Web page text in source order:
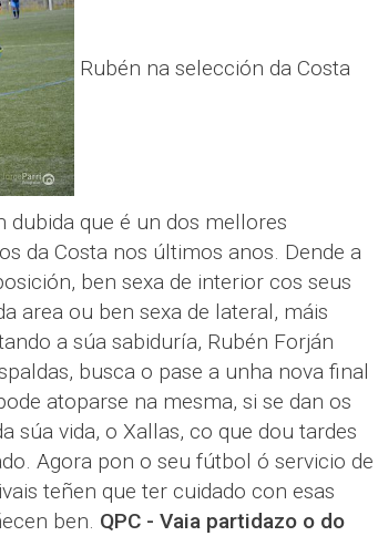
Rubén na selección da Costa
que é un dos mellores
da Costa nos últimos anos. Dende a
ben sexa de interior cos seus
area ou ben sexa de lateral, máis
a súa sabiduría, Rubén Forján
busca o pase a unha nova final
atoparse na mesma, si se dan os
súa vida, o Xallas, co que dou tardes
Agora pon o seu fútbol ó servicio de
teñen que ter cuidado con esas
ben. QPC - Vaia partidazo o do